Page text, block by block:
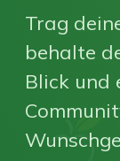
Trag
behalte
Blick und